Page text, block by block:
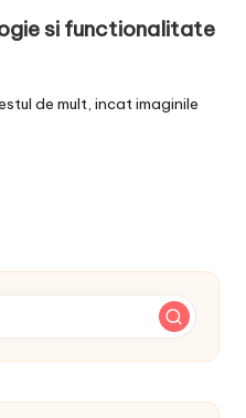
si functionalitate
de mult, incat imaginile